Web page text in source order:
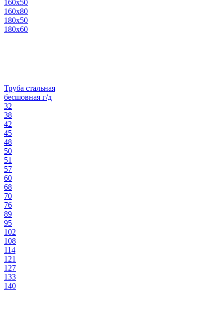
160х50
160х80
180х50
180х60
Труба стальная
бесшовная г/д
32
38
42
45
48
50
51
57
60
68
70
76
89
95
102
108
114
121
127
133
140